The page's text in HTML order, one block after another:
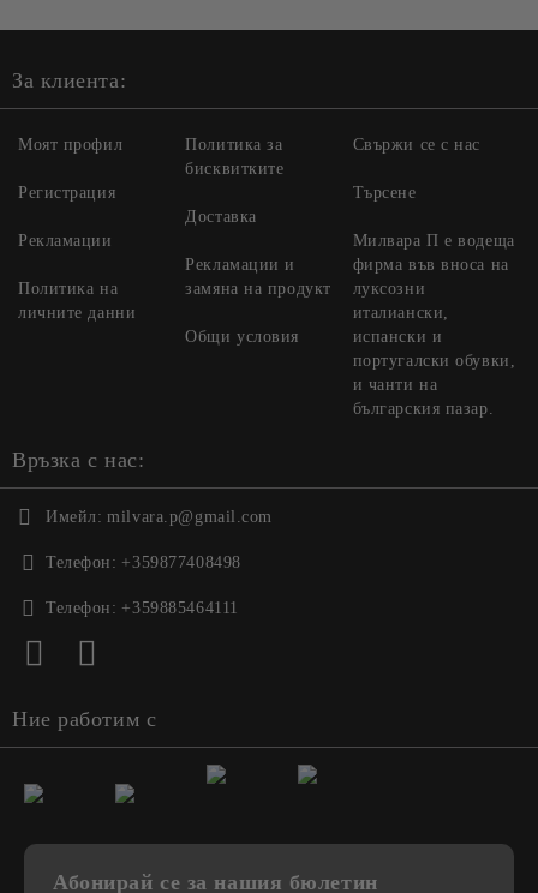
За клиента:
Моят профил
Регистрация
Рекламации
Политика на
личните данни
Политика за
бисквитките
Доставка
Рекламации и
замяна на продукт
Общи условия
Свържи се с нас
Търсене
Милвара П е водеща
фирма във вноса на
луксозни
италиански,
испански и
португалски обувки,
и чанти на
българския пазар.
Връзка с нас:
Имейл: milvara.p@gmail.com
Телефон: +359877408498
Телефон: +359885464111
Ние работим с
Абонирай се за нашия бюлетин